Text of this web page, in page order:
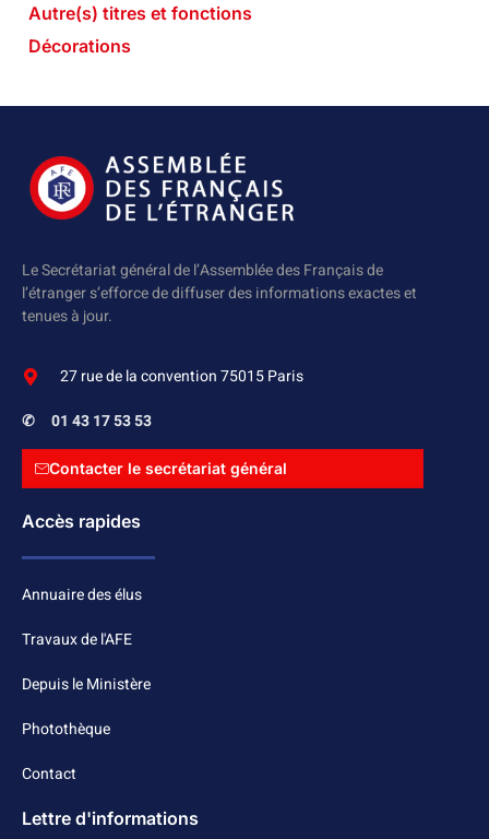
Autre(s) titres et fonctions
Décorations
Le Secrétariat général de l’Assemblée des Français de
l’étranger s’efforce de diffuser des informations exactes et
tenues à jour.
27 rue de la convention 75015 Paris
✆ 01 43 17 53 53
Contacter le secrétariat général
Accès rapides
Annuaire des élus
Travaux de l'AFE
Depuis le Ministère
Photothèque
Contact
Lettre d'informations